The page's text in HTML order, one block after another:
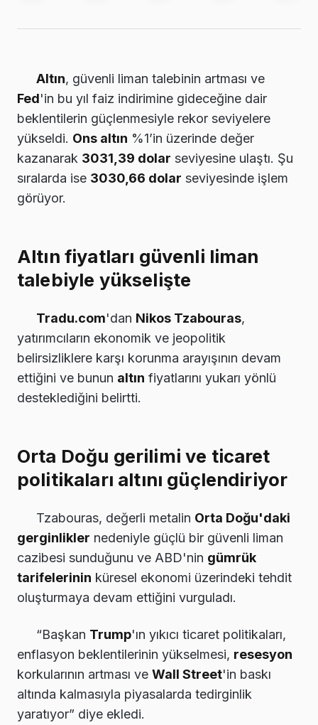
Altın, güvenli liman talebinin artması ve
Fed'in bu yıl faiz indirimine gideceğine dair
beklentilerin güçlenmesiyle rekor seviyelere
yükseldi. Ons altın %1’in üzerinde değer
kazanarak 3031,39 dolar seviyesine ulaştı. Şu
sıralarda ise 3030,66 dolar seviyesinde işlem
görüyor.
Altın fiyatları güvenli liman
talebiyle yükselişte
Tradu.com'dan Nikos Tzabouras,
yatırımcıların ekonomik ve jeopolitik
belirsizliklere karşı korunma arayışının devam
ettiğini ve bunun altın fiyatlarını yukarı yönlü
desteklediğini belirtti.
Orta Doğu gerilimi ve ticaret
politikaları altını güçlendiriyor
Tzabouras, değerli metalin Orta Doğu'daki
gerginlikler nedeniyle güçlü bir güvenli liman
cazibesi sunduğunu ve ABD'nin gümrük
tarifelerinin küresel ekonomi üzerindeki tehdit
oluşturmaya devam ettiğini vurguladı.
“Başkan Trump'ın yıkıcı ticaret politikaları,
enflasyon beklentilerinin yükselmesi, resesyon
korkularının artması ve Wall Street'in baskı
altında kalmasıyla piyasalarda tedirginlik
yaratıyor” diye ekledi.